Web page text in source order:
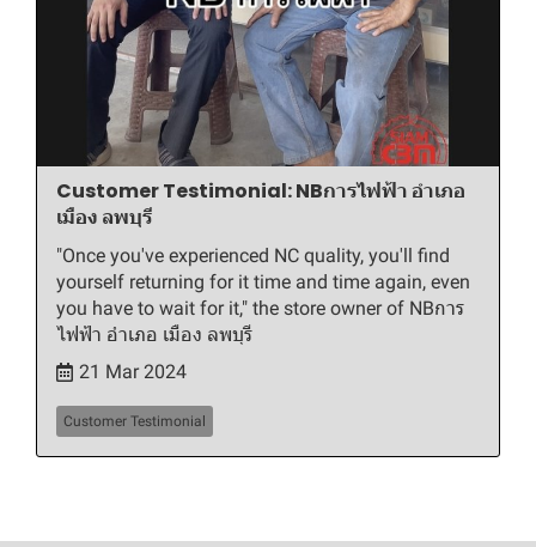
Customer Testimonial: NBการไฟฟ้า อำเภอ
เมือง ลพบุรี
"Once you've experienced NC quality, you'll find
yourself returning for it time and time again, even
you have to wait for it," the store owner of NBการ
ไฟฟ้า อำเภอ เมือง ลพบุรี
21 Mar 2024
Customer Testimonial